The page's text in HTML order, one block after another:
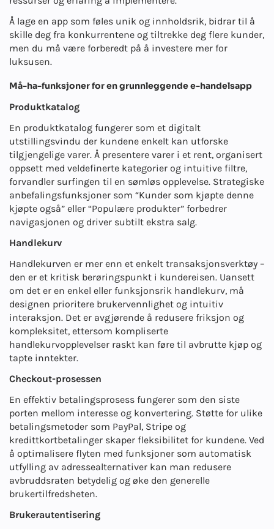
Å lage en app som føles unik og innholdsrik, bidrar til å
skille deg fra konkurrentene og tiltrekke deg flere kunder,
men du må være forberedt på å investere mer for
luksusen.
Må-ha-funksjoner for en grunnleggende e-handelsapp
Produktkatalog
En produktkatalog fungerer som et digitalt
utstillingsvindu der kundene enkelt kan utforske
tilgjengelige varer. Å presentere varer i et rent, organisert
oppsett med veldefinerte kategorier og intuitive filtre,
forvandler surfingen til en sømløs opplevelse. Strategiske
anbefalingsfunksjoner som “Kunder som kjøpte denne
kjøpte også” eller “Populære produkter” forbedrer
navigasjonen og driver subtilt ekstra salg.
Handlekurv
Handlekurven er mer enn et enkelt transaksjonsverktøy –
den er et kritisk berøringspunkt i kundereisen. Uansett
om det er en enkel eller funksjonsrik handlekurv, må
designen prioritere brukervennlighet og intuitiv
interaksjon. Det er avgjørende å redusere friksjon og
kompleksitet, ettersom kompliserte
handlekurvopplevelser raskt kan føre til avbrutte kjøp og
tapte inntekter.
Checkout-prosessen
En effektiv betalingsprosess fungerer som den siste
porten mellom interesse og konvertering. Støtte for ulike
betalingsmetoder som PayPal, Stripe og
kredittkortbetalinger skaper fleksibilitet for kundene. Ved
å optimalisere flyten med funksjoner som automatisk
utfylling av adressealternativer kan man redusere
avbruddsraten betydelig og øke den generelle
brukertilfredsheten.
Brukerautentisering